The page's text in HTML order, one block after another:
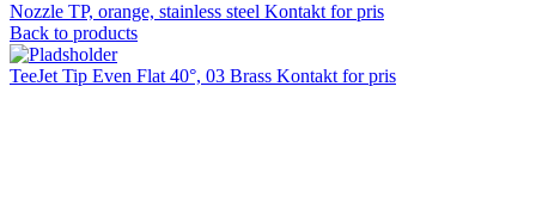
Nozzle TP, orange, stainless steel Kontakt for pris
Back to products
TeeJet Tip Even Flat 40°, 03 Brass Kontakt for pris